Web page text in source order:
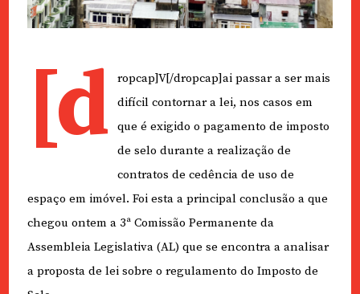
[d
ropcap]V[/dropcap]ai passar a ser mais
difícil contornar a lei, nos casos em
que é exigido o pagamento de imposto
de selo durante a realização de
contratos de cedência de uso de
espaço em imóvel. Foi esta a principal conclusão a que
chegou ontem a 3ª Comissão Permanente da
Assembleia Legislativa (AL) que se encontra a analisar
a proposta de lei sobre o regulamento do Imposto de